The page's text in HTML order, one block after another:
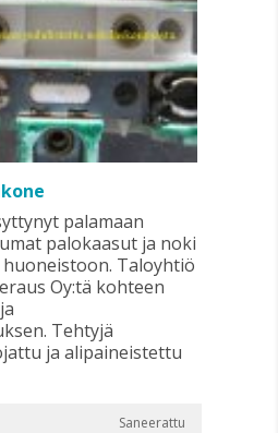
palamaan
palokaasut ja noki
Taloyhtiö
Oy:tä kohteen
Tehtyjä
ja alipaineistettu
Saneerattu